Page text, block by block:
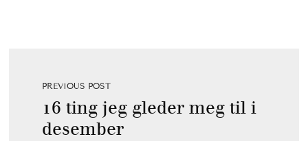
PREVIOUS POST
16 ting jeg gleder meg til i
desember